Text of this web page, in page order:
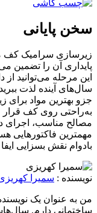
سخن پایانی
زیرسازی سرامیک کف
پایداری آن را تضمین
این مرحله می‌توانید
سال‌های آینده لذت
جزو بهترین مواد
به‌راحتی روی کف قرار
مصالح مناسب، اجرای
مهمترین فاکتورهایی
بادوام نقش بسزایی
نویسنده : سمیرا
من به عنوان یک
ساختمانی دارم.